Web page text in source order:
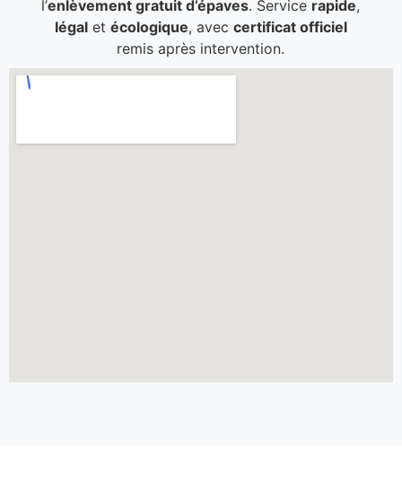
l’enlèvement gratuit d’épaves. Service rapide,
légalet écologique, avec certificat officiel
remis après intervention.